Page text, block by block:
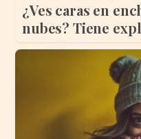
¿Ves caras en
nubes? Tiene